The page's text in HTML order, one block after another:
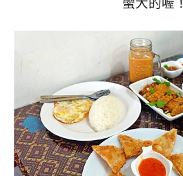
蠻大的喔！